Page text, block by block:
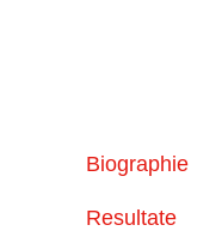
Biographie
Resultate